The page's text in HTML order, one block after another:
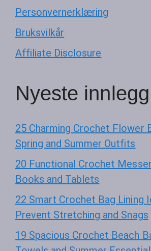
Personvernerklæring
Bruksvilkår
Affiliate Disclosure
Nyeste innlegg
25 Charming Crochet Flower
Spring and Summer Outfits
20 Functional Crochet
Books and Tablets
22 Smart Crochet Bag Lining
Prevent Stretching and Snags
19 Spacious Crochet Beach